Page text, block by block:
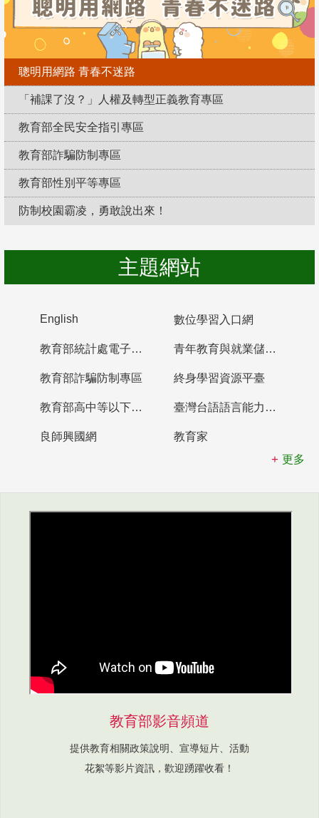
聰明用網路 青春不迷路
「補課了沒？」人權及轉型正義教育專區
教育部全民安全指引專區
教育部詐騙防制專區
教育部性別平等專區
防制校園霸凌，勇敢說出來！
主題網站
English 數位學習入口網
教育部統計處電子書櫃 青年教育與就業儲蓄帳戶
教育部詐騙防制專區 終身學習資源平臺
教育部高中等以下學校及幼兒園教師資格檢定考試 臺灣台語語言能力認證網站
良師興國網
教育家
更多
教育部影音頻道
提供教育相關政策說明、宣導短片、活動
花絮等影片資訊，歡迎踴躍收看！